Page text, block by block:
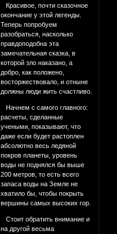
Красивое, почти сказочное
окончание у этой легенды.
Теперь попробуем
разобраться, насколько
правдоподобна эта
замечательная сказка, в
которой зло наказано, а
добро, как положено,
восторжествовало, и отныне
должны люди жить счастливо.
Начнем с самого главного:
расчеты, сделанные
учеными, показывают, что
даже если будет растоплен
абсолютно весь ледяной
покров планеты, уровень
воды не поднялся бы выше
200 метров, то есть всего
запаса воды на Земле не
хватило бы, чтобы покрыть
вершины самых высоких гор.
Стоит обратить внимание и
на другой весьма